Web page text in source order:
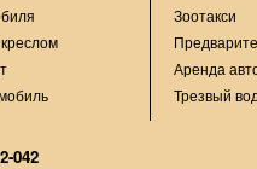
Зоотакси
Аренда
Трезвый
042